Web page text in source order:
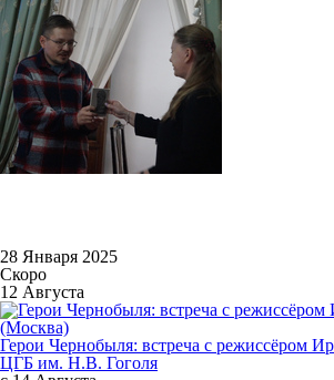
28 Января 2025
Скоро
12 Августа
Герои Чернобыля: встреча с режиссёром
ЦГБ им. Н.В. Гоголя